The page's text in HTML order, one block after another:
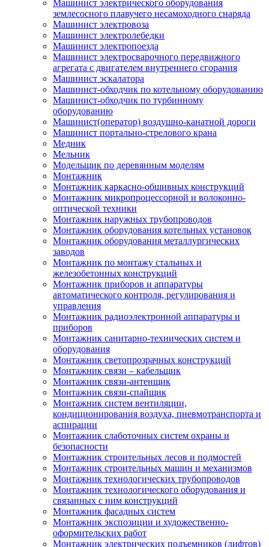
Машинист электрического оборудования
землесосного плавучего несамоходного снаряда
Машинист электровоза
Машинист электролебедки
Машинист электропоезда
Машинист электросварочного передвижного
агрегата с двигателем внутреннего сгорания
Машинист эскалатора
Машинист-обходчик по котельному оборудованию
Машинист-обходчик по турбинному
оборудованию
Машинист(оператор) воздушно-канатной дороги
Машинист портально-стрелового крана
Медник
Мельник
Модельщик по деревянным моделям
Монтажник
Монтажник каркасно-обшивных конструкций
Монтажник микропроцессорной и волоконно-
оптической техники
Монтажник наружных трубопроводов
Монтажник оборудования котельных установок
Монтажник оборудования металлургических
заводов
Монтажник по монтажу стальных и
железобетонных конструкций
Монтажник приборов и аппаратуры
автоматического контроля, регулирования и
управления
Монтажник радиоэлектронной аппаратуры и
приборов
Монтажник санитарно-технических систем и
оборудования
Монтажник светопрозрачных конструкций
Монтажник связи – кабельщик
Монтажник связи-антенщик
Монтажник связи-спайщик
Монтажник систем вентиляции,
кондиционирования воздуха, пневмотранспорта и
аспирации
Монтажник слаботочных систем охраны и
безопасности
Монтажник строительных лесов и подмостей
Монтажник строительных машин и механизмов
Монтажник технологических трубопроводов
Монтажник технологического оборудования и
связанных с ним конструкций
Монтажник фасадных систем
Монтажник экспозиции и художественно-
оформительских работ
Монтажник электрических подъемников (лифтов)